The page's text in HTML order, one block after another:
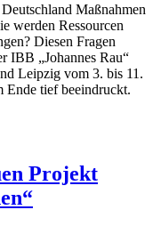
Maßnahmen
werden Ressourcen
Diesen Fragen
IBB „Johannes Rau“
Leipzig vom 3. bis 11.
Ende tief beeindruckt.
Projekt